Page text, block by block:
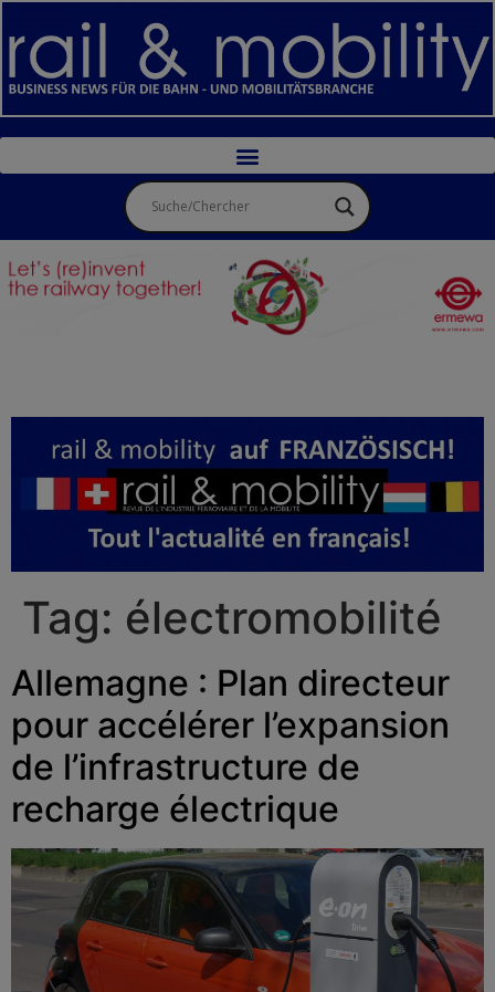
Tag: électromobilité
Allemagne : Plan directeur
pour accélérer l’expansion
de l’infrastructure de
recharge électrique